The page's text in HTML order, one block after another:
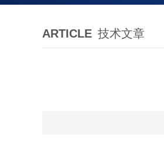
ARTICLE 技术文章